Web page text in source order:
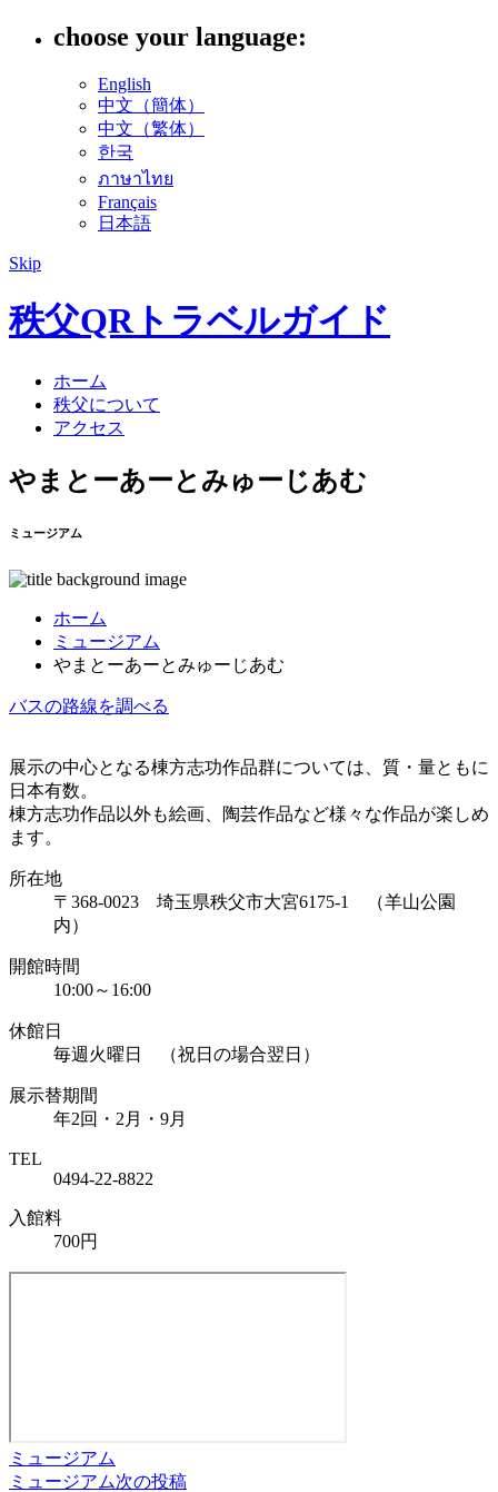
choose your language:
English
中文（簡体）
中文（繁体）
한국
ภาษาไทย
Français
日本語
Skip
秩父QRトラベルガイド
ホーム
秩父について
アクセス
やまとーあーとみゅーじあむ
ミュージアム
ホーム
ミュージアム
やまとーあーとみゅーじあむ
バスの路線を調べる
展示の中心となる棟方志功作品群については、質・量ともに
日本有数。
棟方志功作品以外も絵画、陶芸作品など様々な作品が楽しめ
ます。
所在地
〒368-0023 埼玉県秩父市大宮6175-1 （羊山公園
内）
開館時間
10:00～16:00
休館日
毎週火曜日 （祝日の場合翌日）
展示替期間
年2回・2月・9月
TEL
0494-22-8822
入館料
700円
ミュージアム
ミュージアム次の投稿